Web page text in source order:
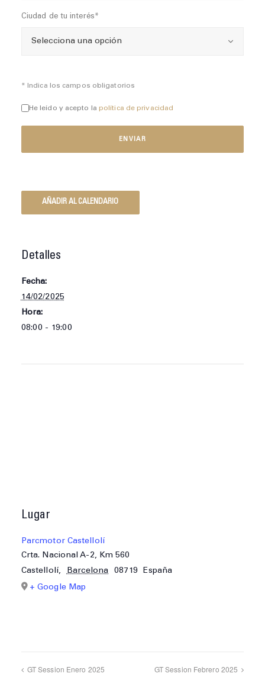
Ciudad de tu interés*
* Indica los campos obligatorios
He leído y acepto la política de privacidad
AÑADIR AL CALENDARIO
Detalles
Fecha:
14/02/2025
Hora:
08:00 - 19:00
Lugar
Parcmotor Castellolí
Crta. Nacional A-2, Km 560
Castellolí, Barcelona 08719
España
+ Google Map
GT Session Enero 2025 GT Session Febrero 2025